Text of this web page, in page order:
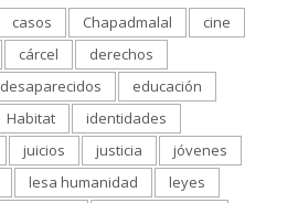
casos Chapadmalal
cine
cárcel
derechos
desaparecidos
educación
Habitat
identidades
juicios justicia
jóvenes
lesa humanidad
leyes